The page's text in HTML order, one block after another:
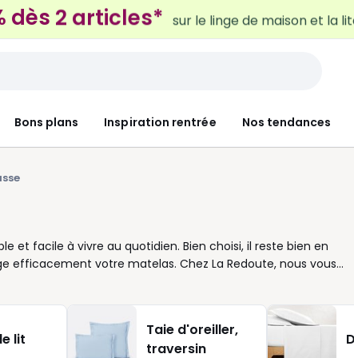
dès 2 articles* sur le linge de maison et la
Bons plans Inspiration rentrée Nos tendances
et facile à vivre au quotidien. Bien choisi, il reste bien en
votre matelas. Chez La Redoute, nous vous
s’adapter à votre literie : lit une place, deux places, queen
vous pouvez choisir selon vos envies : coton pour un
de coton pour un toucher souple, jersey pour plus de
couette, le drap-housse permet aussi de composer un lit qui
lit
Taie d'oreiller,
traversin